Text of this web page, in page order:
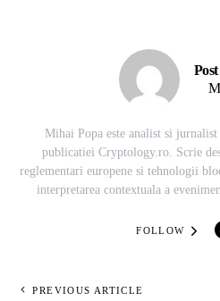
Mihai Popa este analist si
publicatiei Cryptology.ro. Scrie
reglementari europene si tehnologii
interpretarea contextuala a
FOLLOW
PREVIOUS ARTICLE